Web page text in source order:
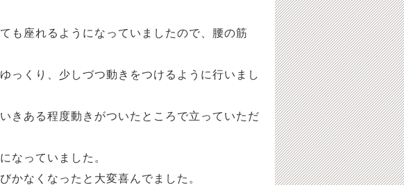
も座れるようになっていましたので、腰の筋
っくり、少しづつ動きをつけるように行いまし
きある程度動きがついたところで立っていただ
なっていました。
かなくなったと大変喜んでました。